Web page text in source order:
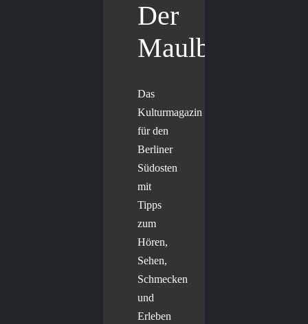
Der
Maulbär
Das
Kulturmagazin
für den
Berliner
Südosten
mit
Tipps
zum
Hören,
Sehen,
Schmecken
und
Erleben